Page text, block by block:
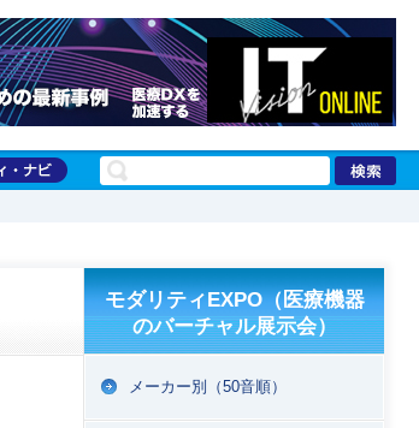
モダリティEXPO（医療機器
のバーチャル展示会）
メーカー別（50音順）